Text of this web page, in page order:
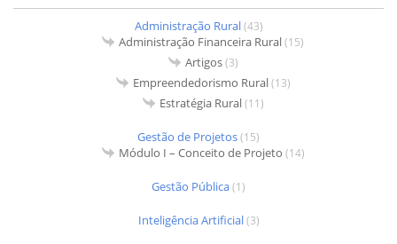
Administração Rural(43)
Administração Financeira Rural(15)
Artigos(3)
Empreendedorismo Rural(13)
Estratégia Rural(11)
Gestão de Projetos(15)
Módulo I – Conceito de Projeto (14)
Gestão Pública(1)
Inteligência Artificial(3)